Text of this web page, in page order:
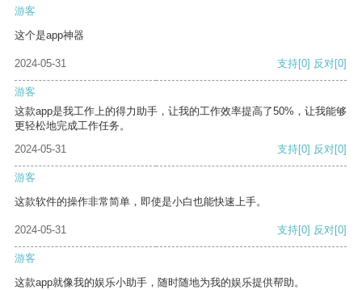
游客
这个是app神器
2024-05-31 支持[0] 反对[0]
游客
这款app是我工作上的得力助手，让我的工作效率提高了50%，让我能够
更轻松地完成工作任务。
2024-05-31
支持[0] 反对[0]
游客
这款软件的操作非常简单，即使是小白也能快速上手。
2024-05-31 支持[0] 反对[0]
游客
这款app就像我的娱乐小助手，随时随地为我的娱乐提供帮助。